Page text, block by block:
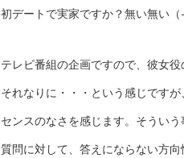
初デートで実家ですか？無い無い（
テレビ番組の企画ですので、彼女
それなりに・・・という感じです
センスのなさを感じます。そうい
質問に対して、答えにならない方向